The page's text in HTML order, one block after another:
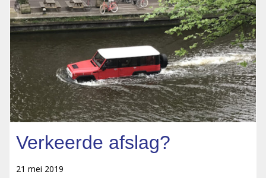
Verkeerde afslag?
21 mei 2019